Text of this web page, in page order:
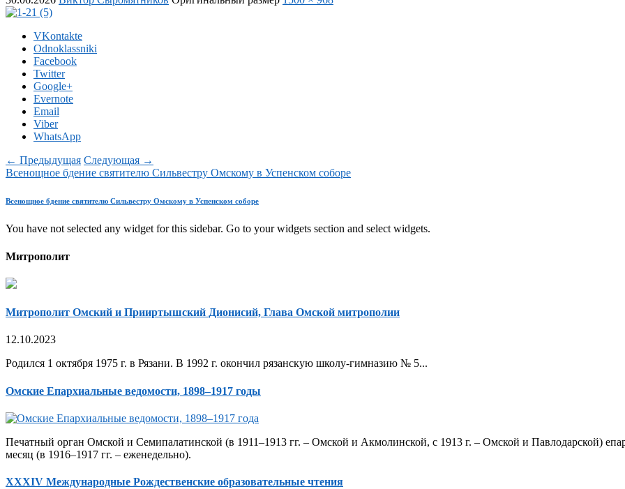
VKontakte
Odnoklassniki
Facebook
Twitter
Google+
Evernote
Email
Viber
WhatsApp
← Предыдущая Следующая →
Всенощное бдение святителю Сильвестру Омскому в Успенском соборе
Всенощное бдение святителю Сильвестру Омскому в Успенском соборе
You have not selected any widget for this sidebar. Go to your widgets section and select widgets.
Митрополит
Митрополит Омский и Прииртышский Дионисий, Глава Омской митрополии
12.10.2023
Родился 1 октября 1975 г. в Рязани. В 1992 г. окончил рязанскую школу-гимназию № 5...
Омские Епархиальные ведомости, 1898–1917 годы
Печатный орган Омской и Семипалатинской (в 1911–1913 гг. – Омской и Акмолинской, с 1913 г. – Омской и Павлодарской)
месяц (в 1916–1917 гг. – еженедельно).
XXXIV Международные Рождественские образовательные чтения